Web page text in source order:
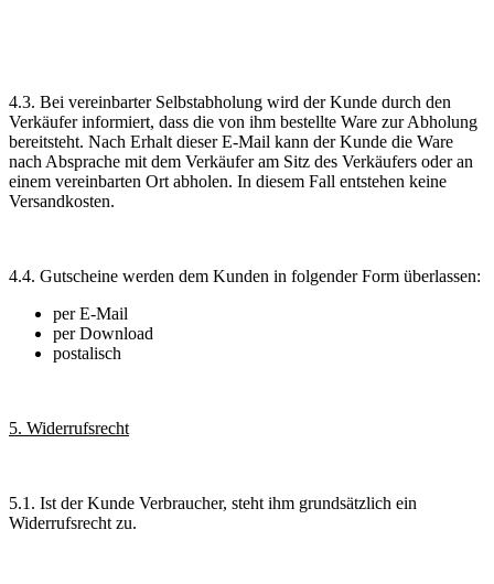
4.3. Bei vereinbarter Selbstabholung wird der Kunde durch den
Verkäufer informiert, dass die von ihm bestellte Ware zur Abholung
bereitsteht. Nach Erhalt dieser E-Mail kann der Kunde die Ware
nach Absprache mit dem Verkäufer am Sitz des Verkäufers oder an
einem vereinbarten Ort abholen. In diesem Fall entstehen keine
Versandkosten.
4.4. Gutscheine werden dem Kunden in folgender Form überlassen:
per E-Mail
per Download
postalisch
5. Widerrufsrecht
5.1. Ist der Kunde Verbraucher, steht ihm grundsätzlich ein
Widerrufsrecht zu.